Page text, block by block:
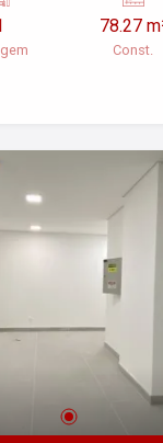
essa sala
mais informações
78.27
Const.